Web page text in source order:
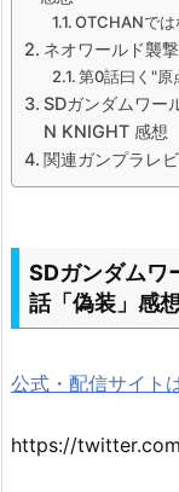
OTCHANで
ネオワールド襲
第0話曰く"原
SDガンダムワー
N KNIGHT 感想
関連ガンプラレ
SDガンダムワ
話「偽装」感想
公式・配信サイト
https://